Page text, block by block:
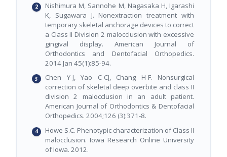
Nishimura M, Sannohe M, Nagasaka H, Igarashi
K, Sugawara J. Nonextraction treatment with
temporary skeletal anchorage devices to correct
a Class II Division 2 malocclusion with excessive
gingival display. American Journal of
Orthodontics and Dentofacial Orthopedics.
2014 Jan 45(1):85-94.
Chen Y-J, Yao C-CJ, Chang H-F. Nonsurgical
correction of skeletal deep overbite and class II
division 2 malocclusion in an adult patient.
American Journal of Orthodontics & Dentofacial
Orthopedics. 2004;126 (3):371-8.
Howe S.C. Phenotypic characterization of Class II
malocclusion. Iowa Research Online University
of Iowa. 2012.